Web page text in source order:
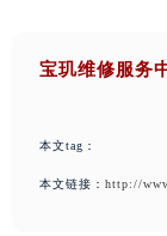
宝玑维修服务
本文tag：
本文链接： http://